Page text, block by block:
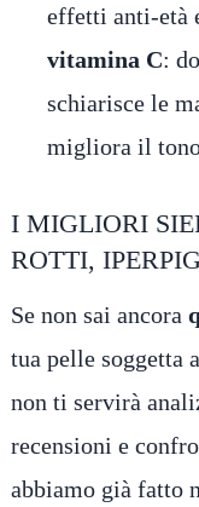
effetti anti-età
vitamina C:
schiarisce le
migliora il
I MIGLIORI
ROTTI,
Se non sai ancora
tua pelle soggetta
non ti servirà
recensioni e
abbiamo già fatto